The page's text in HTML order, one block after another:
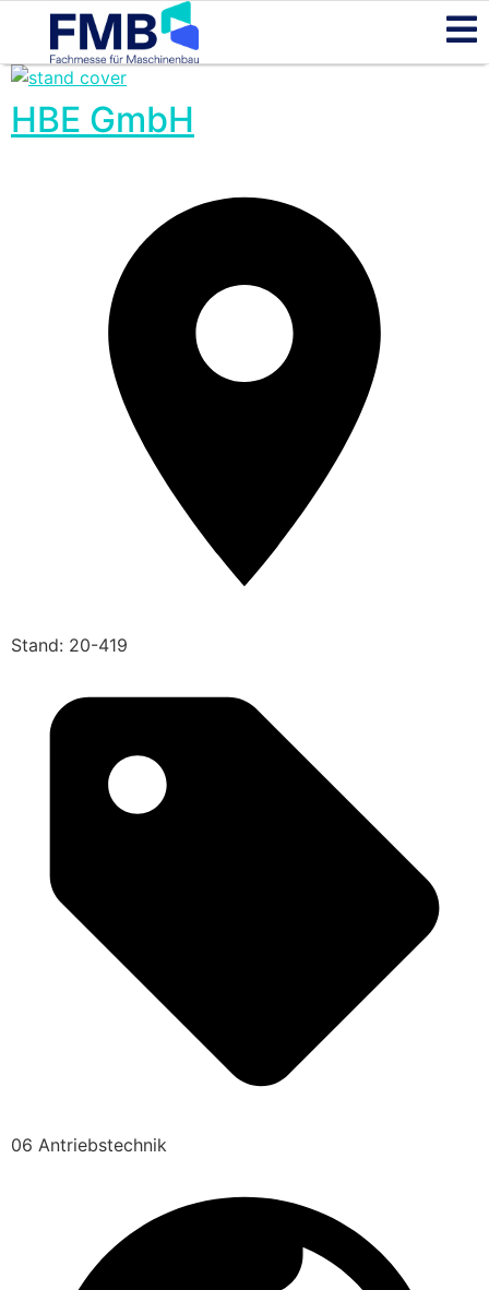
HBE GmbH
Stand: 20-419
06 Antriebstechnik